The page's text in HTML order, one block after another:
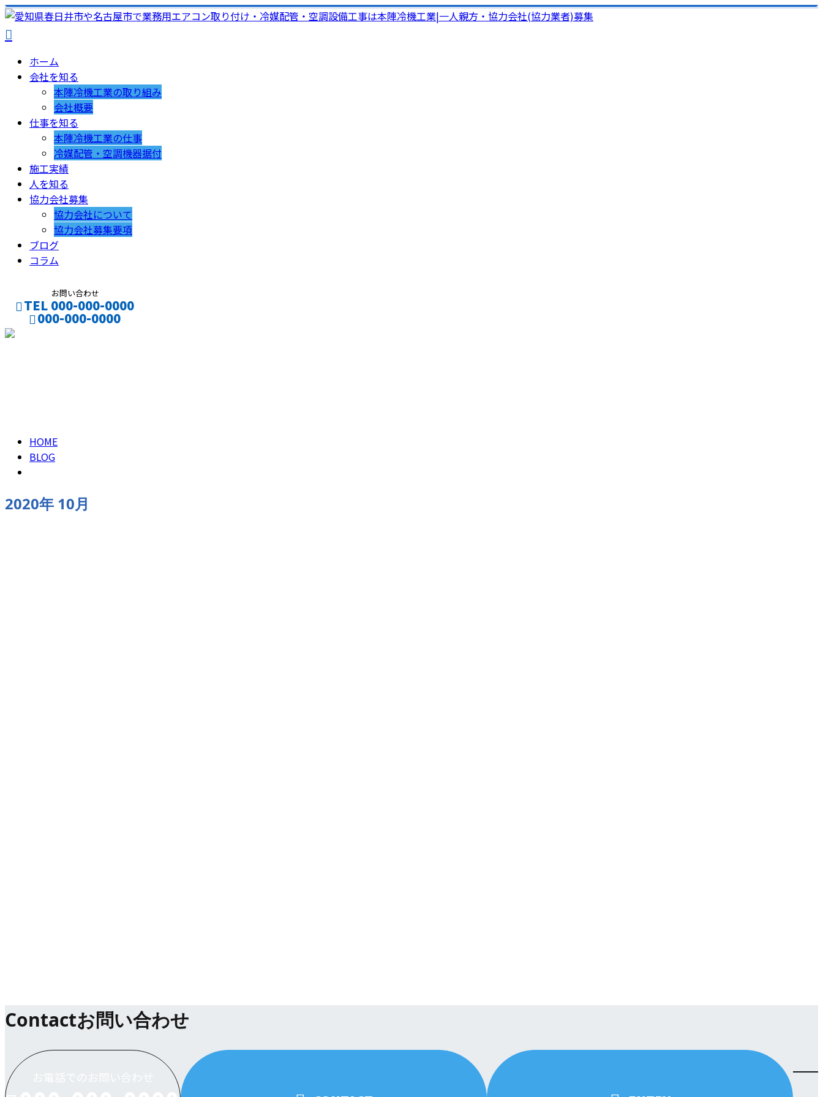
ホーム
会社を知る
本陣冷機工業の取り組み
会社概要
仕事を知る
本陣冷機工業の仕事
冷媒配管・空調機器据付
施工実績
人を知る
協力会社募集
協力会社について
協力会社募集要項
ブログ
コラム
お問い合わせ
TEL 000-000-0000
000-000-0000
HOME
BLOG
2020年 10月
Contactお問い合わせ